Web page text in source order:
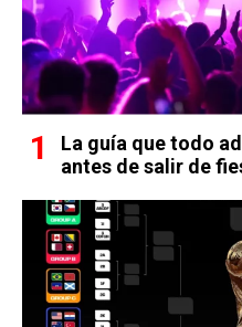
La guía que todo
antes de salir de